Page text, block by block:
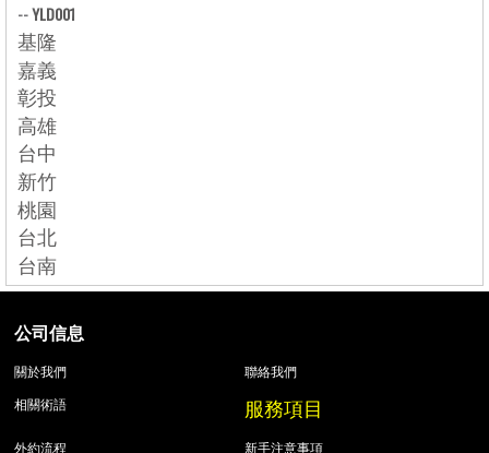
--YLD001
基隆
嘉義
彰投
高雄
台中
新竹
桃園
台北
台南
公司信息
關於我們
聯絡我們
相關術語
服務項目
外約流程 新手注意事項